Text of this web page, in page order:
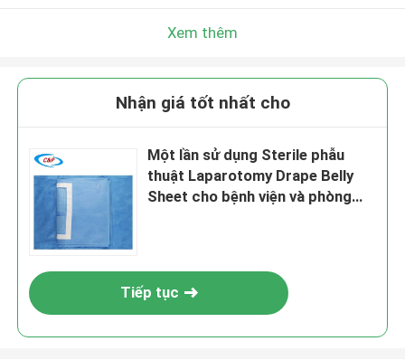
Xem thêm
Nhận giá tốt nhất cho
Một lần sử dụng Sterile phẫu
thuật Laparotomy Drape Belly
Sheet cho bệnh viện và phòng
Tiếp tục